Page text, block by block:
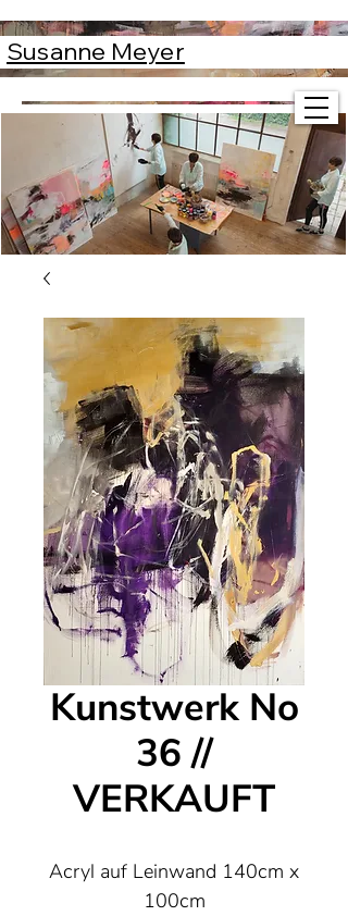
Susanne Meyer
Susanne Meyer
Kunstwerk No
36 //
VERKAUFT
Acryl auf Leinwand 140cm x
100cm